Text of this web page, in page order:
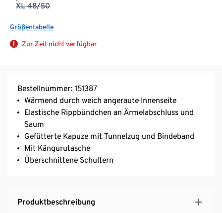
XL 48/50
Größentabelle
Zur Zeit nicht verfügbar
Bestellnummer: 151387
Wärmend durch weich angeraute Innenseite
Elastische Rippbündchen an Ärmelabschluss und
Saum
Gefütterte Kapuze mit Tunnelzug und Bindeband
Mit Kängurutasche
Überschnittene Schultern
Produktbeschreibung